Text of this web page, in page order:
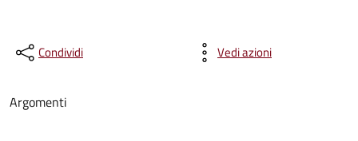
Condividi Vedi azioni
Argomenti